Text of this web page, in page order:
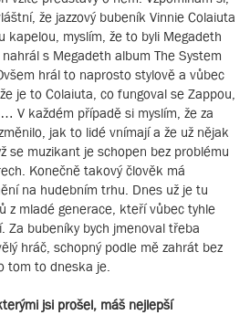
že jazzový bubeník Vinnie Colaiuta
kapelou, myslím, že to byli Megadeth
s Megadeth album The System
hrál to naprosto stylově a vůbec
je to Colaiuta, co fungoval se Zappou,
V každém případě si myslím, že za
jak to lidé vnímají a že už nějak
se muzikant je schopen bez problému
Konečně takový člověk má
na hudebním trhu. Dnes už je tu
z mladé generace, kteří vůbec tyhle
Za bubeníky bych jmenoval třeba
hráč, schopný podle mě zahrát bez
tom to dneska je.
jsi prošel, máš nejlepší